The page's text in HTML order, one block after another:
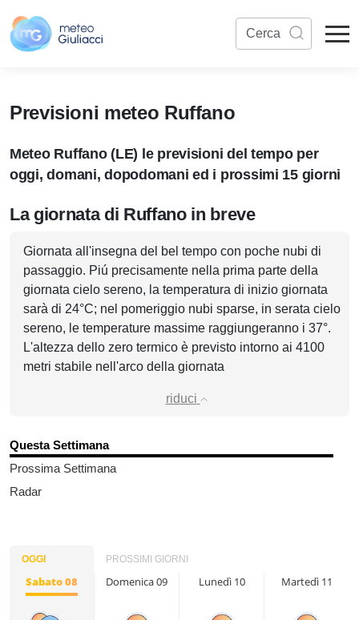
Previsioni meteo Ruffano
Meteo Ruffano (LE) le previsioni del tempo per
oggi, domani, dopodomani ed i prossimi 15 giorni
La giornata di Ruffano in breve
Giornata all'insegna del bel tempo con poche nubi di
passaggio. Piú precisamente nella prima parte della
giornata cielo sereno, la temperatura di inizio giornata
sarà di 24°C; nel pomeriggio nubi sparse, in serata cielo
sereno, le temperature massime raggiungeranno i 37°.
L'altezza dello zero termico è previsto intorno ai 4100
metri stabile nell'arco della giornata
riduci
Questa Settimana
Prossima Settimana
Radar
OGGI PROSSIMI GIORNI
Sabato 08 Domenica 09 Lunedì 10 Martedì 11